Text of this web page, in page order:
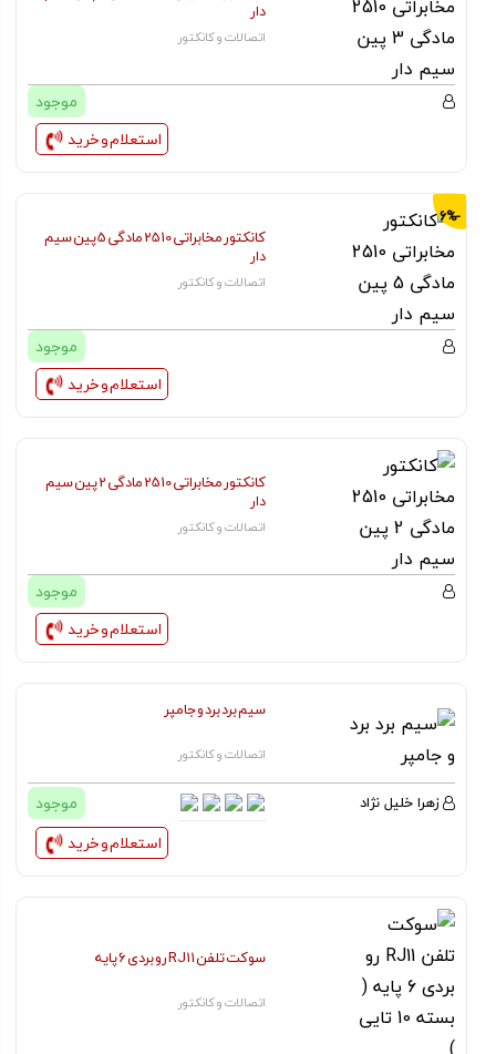
دار
اتصالات و کانکتور
موجود
استعلام و خرید
-6%
کانکتور مخابراتی 2510 مادگی 5 پین سیم
دار
اتصالات و کانکتور
موجود
استعلام و خرید
کانکتور مخابراتی 2510 مادگی 2 پین سیم
دار
اتصالات و کانکتور
موجود
استعلام و خرید
سیم برد برد و جامپر
اتصالات و کانکتور
زهرا خلیل نژاد موجود
استعلام و خرید
سوکت تلفن RJ11 رو بردی 6 پایه
اتصالات و کانکتور